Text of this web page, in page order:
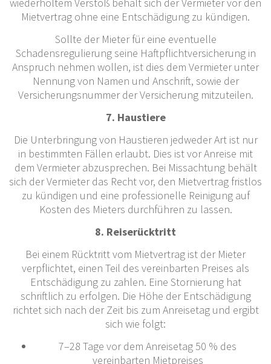
Mietvertrag ohne eine Entschädigung zu kündigen.
Sollte der Mieter für eine eventuelle
Schadensregulierung seine Haftpflichtversicherung in
Anspruch nehmen wollen, ist dies dem Vermieter unter
Nennung von Namen und Anschrift, sowie der
Versicherungsnummer der Versicherung mitzuteilen.
7. Haustiere
Die Unterbringung von Haustieren jedweder Art ist nur
in bestimmten Fällen erlaubt. Dies ist vor Anreise mit
dem Vermieter abzusprechen. Bei Missachtung behält
sich der Vermieter das Recht vor, den Mietvertrag fristlos
zu kündigen und eine professionelle Reinigung auf
Kosten des Mieters durchführen zu lassen.
8. Reiserücktritt
Bei einem Rücktritt vom Mietvertrag ist der Mieter
verpflichtet, einen Teil des vereinbarten Preises als
Entschädigung zu zahlen. Eine Stornierung hat
schriftlich zu erfolgen. Die Höhe der Entschädigung
richtet sich nach der Zeit bis zum Anreisetag und ergibt
sich wie folgt:
7–28 Tage vor dem Anreisetag 50 % des
vereinbarten Mietpreises